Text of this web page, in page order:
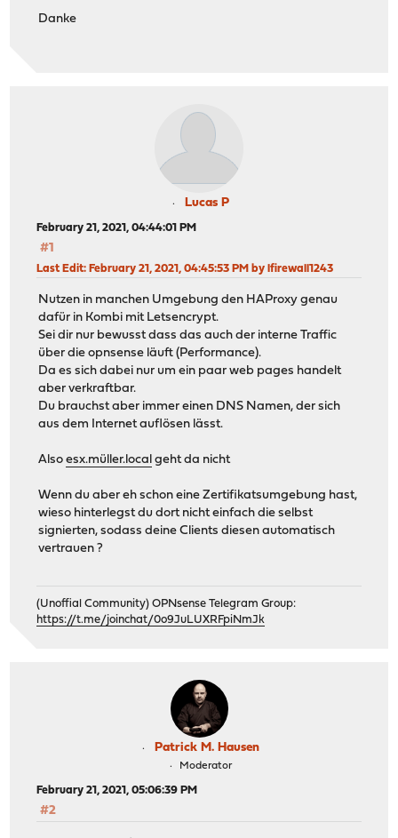
Danke
Lucas P
February 21, 2021, 04:44:01 PM
#1
Last Edit: February 21, 2021, 04:45:53 PM by lfirewall1243
Nutzen in manchen Umgebung den HAProxy genau
dafür in Kombi mit Letsencrypt.
Sei dir nur bewusst dass das auch der interne Traffic
über die opnsense läuft (Performance).
Da es sich dabei nur um ein paar web pages handelt
aber verkraftbar.
Du brauchst aber immer einen DNS Namen, der sich
aus dem Internet auflösen lässt.
Alsoesx.müller.local geht da nicht
Wenn du aber eh schon eine Zertifikatsumgebung hast,
wieso hinterlegst du dort nicht einfach die selbst
signierten, sodass deine Clients diesen automatisch
vertrauen ?
(Unoffial Community) OPNsense Telegram Group:
https://t.me/joinchat/0o9JuLUXRFpiNmJk
Patrick M. Hausen
Moderator
February 21, 2021, 05:06:39 PM
#2